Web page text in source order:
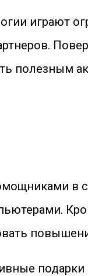
играют
полезным
в